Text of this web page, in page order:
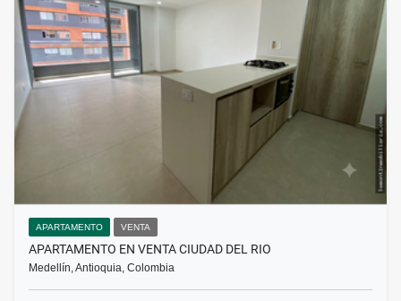
APARTAMENTO VENTA
APARTAMENTO EN VENTA CIUDAD DEL RIO
Medellín, Antioquia, Colombia